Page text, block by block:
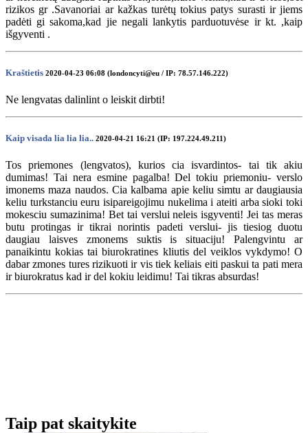
rizikos gr .Savanoriai ar kažkas turėtų tokius patys surasti ir jiems
padėti gi sakoma,kad jie negali lankytis parduotuvėse ir kt. ,kaip
išgyventi .
Kraštietis 2020-04-23 06:08 (londoncyti@eu / IP: 78.57.146.222)
Ne lengvatas dalinlint o leiskit dirbti!
Kaip visada lia lia lia.. 2020-04-21 16:21 (IP: 197.224.49.211)
Tos priemones (lengvatos), kurios cia isvardintos- tai tik akiu
dumimas! Tai nera esmine pagalba! Del tokiu priemoniu- verslo
imonems maza naudos. Cia kalbama apie keliu simtu ar daugiausia
keliu turkstanciu euru isipareigojimu nukelima i ateiti arba sioki toki
mokesciu sumazinima! Bet tai verslui neleis isgyventi! Jei tas meras
butu protingas ir tikrai norintis padeti verslui- jis tiesiog duotu
daugiau laisves zmonems suktis is situaciju! Palengvintu ar
panaikintu kokias tai biurokratines kliutis del veiklos vykdymo! O
dabar zmones tures rizikuoti ir vis tiek keliais eiti paskui ta pati mera
ir biurokratus kad ir del kokiu leidimu! Tai tikras absurdas!
Taip pat skaitykite